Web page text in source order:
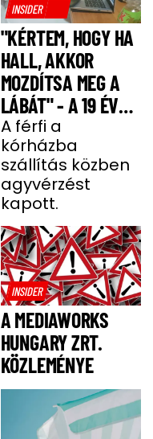
INSIDER
"KÉRTEM, HOGY HA
HALL, AKKOR
MOZDÍTSA MEG A
LÁBÁT" - A 19 ÉVES
BENCE HÓNAPOKIG
KÓMÁBAN FEKÜDT
A BALESETE UTÁN
A férfi a
kórházba
szállítás közben
agyvérzést
kapott.
INSIDER
A MEDIAWORKS
HUNGARY ZRT.
KÖZLEMÉNYE